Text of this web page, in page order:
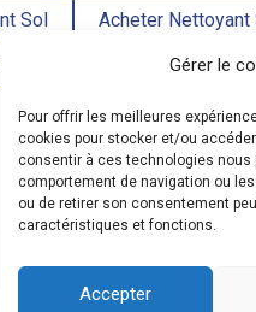
Gérer le
Pour offrir les meilleures
cookies pour stocker et/ou
consentir à ces technologies
comportement de navigation ou
ou de retirer son consentement
caractéristiques et fonctions.
Accepter
Sol Acheter Nettoyant
Parfum Acheter